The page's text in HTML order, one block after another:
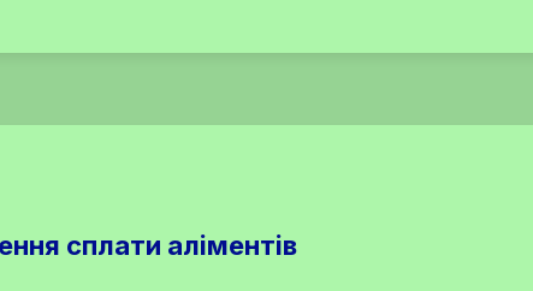
сплати аліментів